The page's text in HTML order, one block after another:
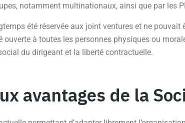
notamment multinationaux, ainsi que par les
été réservée aux joint ventures et ne
ouverte à toutes les personnes physiques ou
du dirigeant et la liberté contractuelle.
avantages de la